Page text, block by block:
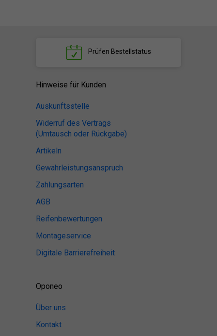
Prüfen Bestellstatus
Hinweise für Kunden
Auskunftsstelle
Widerruf des Vertrags
(Umtausch oder Rückgabe)
Artikeln
Gewährleistungsanspruch
Zahlungsarten
AGB
Reifenbewertungen
Montageservice
Digitale Barrierefreiheit
Oponeo
Über uns
Kontakt